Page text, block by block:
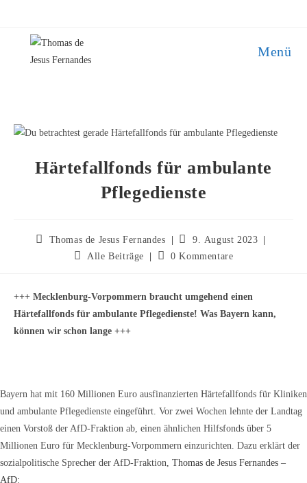
springen
Menü
Härtefallfonds für ambulante
Pflegedienste
Beitrags-
Thomas de Jesus Fernandes
Beitrag
veröffentlicht:
9. August 2023
Beitrags-
Alle Beiträge
Beitrags-
0 Kommentare
+++ Mecklenburg-Vorpommern braucht umgehend einen
Härtefallfonds für ambulante Pflegedienste! Was Bayern kann,
können wir schon lange +++
Bayern hat mit 160 Millionen Euro ausfinanzierten Härtefallfonds für Kliniken
und ambulante Pflegedienste eingeführt. Vor zwei Wochen lehnte der Landtag
einen Vorstoß der AfD-Fraktion ab, einen ähnlichen Hilfsfonds über 5
Millionen Euro für Mecklenburg-Vorpommern einzurichten. Dazu erklärt der
sozialpolitische Sprecher der AfD-Fraktion, Thomas de Jesus Fernandes –
AfD: